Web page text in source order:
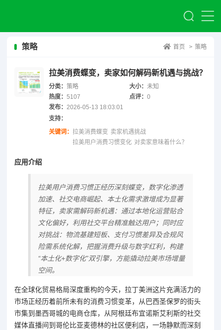
策略 首页 > 策略
拉美消费蝶变，卖家如何解码新机遇与挑战？
分类： 策略 大小：未知
热度： 5107 点评：0
发布： 2026-05-13 18:03:01
支持：
关键词： 拉美消费蝶变 卖家机遇挑战
拉美用户消费习惯变化 对卖家意味着什么？
应用介绍
拉美用户消费习惯正经历深刻蝶变，数字化渗透
加速、社交电商崛起、本土化需求激增成为显著
特征，卖家需解码新机遇：通过本地化运营贴合
文化偏好，利用社交平台精准触达用户；同时应
对挑战：物流基建短板、支付习惯差异及合规风
险需系统化解，把握消费升级与数字红利，构建
“本土化+数字化”双引擎，方能撬动拉美市场增量
空间。
在全球化贸易格局深度重构的今天，拉丁美洲这片充满活力的
市场正经历着前所未有的消费习惯变革，从巴西圣保罗的街头
市集到墨西哥城的电商仓库，从阿根廷布宜诺斯艾利斯的社交
媒体直播间到哥伦比亚麦德林的社区便利店，一场静默而深刻